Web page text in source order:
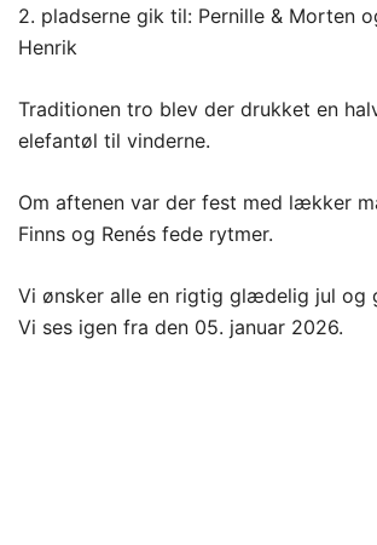
2. pladserne gik til: Pernille & Morten
Henrik
Traditionen tro blev der drukket en
elefantøl til vinderne.
Om aftenen var der fest med lækker
Finns og Renés fede rytmer.
Vi ønsker alle en rigtig glædelig jul og
Vi ses igen fra den 05. januar 2026.